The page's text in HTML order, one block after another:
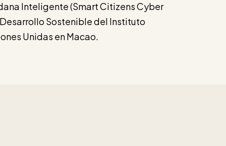
Inteligente (Smart Citizens Cyber
Sostenible del Instituto
Unidas en Macao.